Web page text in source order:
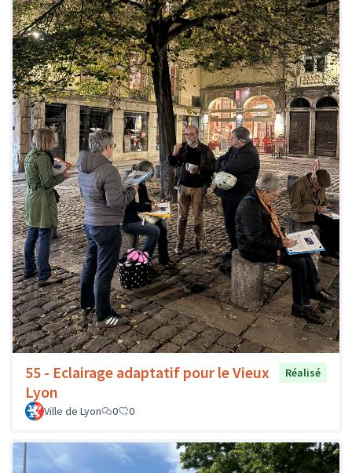
55 - Eclairage adaptatif pour le Vieux
Lyon
Réalisé
Ville de Lyon 0 0